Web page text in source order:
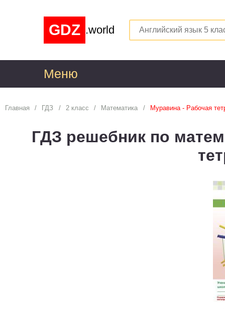
GDZ .world
Меню
Английский язык
1
1
1
Главная ГДЗ 2 класс Математика Муравина - Рабочая
ГДЗ решебник по